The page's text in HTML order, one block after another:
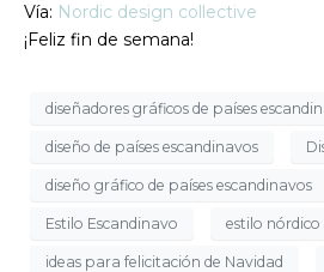
Vía: Nordic design collective
¡Feliz fin de semana!
diseñadores gráficos de países
diseño de países escandinavos
diseño gráfico de países escandinavos
Estilo Escandinavo estilo nórdico
ideas para felicitación de Navidad